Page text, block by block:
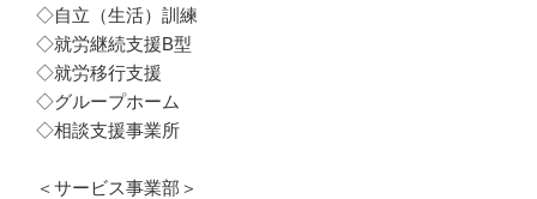
◇自立（生活）訓練
◇就労継続支援B型
◇就労移行支援
◇グループホーム
◇相談支援事業所
＜サービス事業部＞